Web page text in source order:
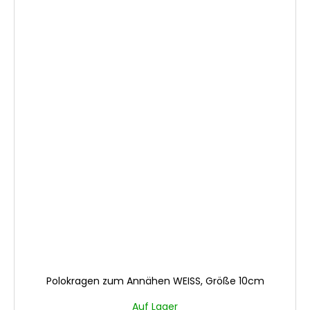
Polokragen zum Annähen WEISS, Größe 10cm
Auf Lager